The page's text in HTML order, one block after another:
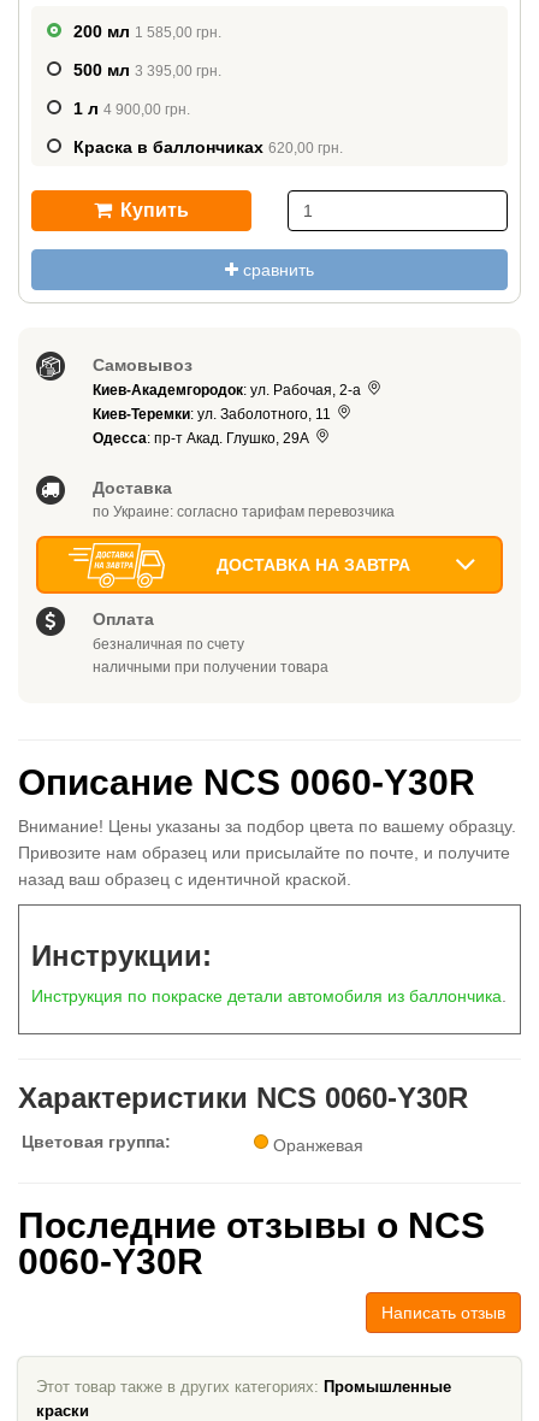
200 мл 1 585,00 грн.
500 мл 3 395,00 грн.
1 л 4 900,00 грн.
Краска в баллончиках 620,00 грн.
Купить
сравнить
Самовывоз
Киев-Академгородок: ул. Рабочая, 2-а
Киев-Теремки: ул. Заболотного, 11
Одесса: пр-т Акад. Глушко, 29А
Доставка
по Украине: согласно тарифам перевозчика
ДОСТАВКА НА ЗАВТРА
Оплата
безналичная по счету
наличными при получении товара
Описание NCS 0060-Y30R
Внимание! Цены указаны за подбор цвета по вашему образцу.
Привозите нам образец или присылайте по почте, и получите
назад ваш образец с идентичной краской.
Инструкции:
Инструкция по покраске детали автомобиля из баллончика
Характеристики NCS 0060-Y30R
Цветовая группа: Оранжевая
Последние отзывы о NCS
0060-Y30R
Написать отзыв
Этот товар также в других категориях: Промышленные
краски